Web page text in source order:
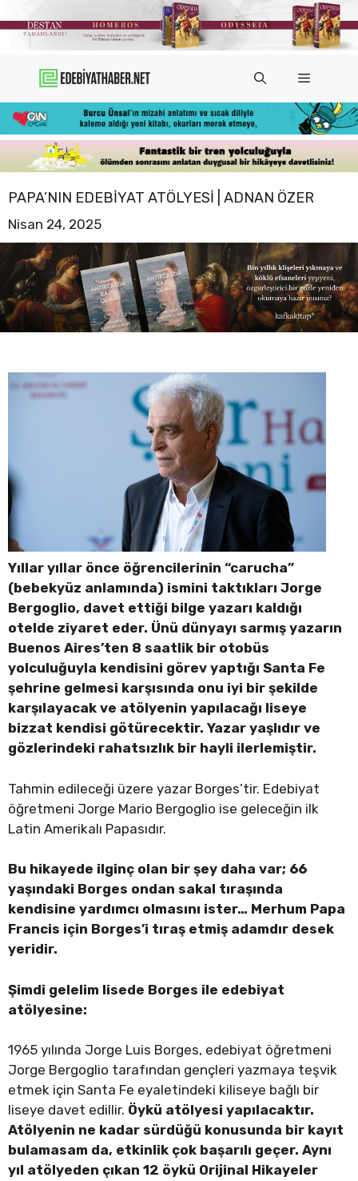
atla
Menü
PAPA’NIN EDEBIYAT ATÖLYESI | ADNAN ÖZER
Nisan 24, 2025
Yıllar yıllar önce öğrencilerinin “carucha”
(bebekyüz anlamında) ismini taktıkları Jorge
Bergoglio, davet ettiği bilge yazarı kaldığı
otelde ziyaret eder. Ünü dünyayı sarmış yazarın
Buenos Aires’ten 8 saatlik bir otobüs
yolculuğuyla kendisini görev yaptığı Santa Fe
şehrine gelmesi karşısında onu iyi bir şekilde
karşılayacak ve atölyenin yapılacağı liseye
bizzat kendisi götürecektir. Yazar yaşlıdır ve
gözlerindeki rahatsızlık bir hayli ilerlemiştir.
Tahmin edileceği üzere yazar Borges’tir. Edebiyat
öğretmeni Jorge Mario Bergoglio ise geleceğin ilk
Latin Amerikalı Papasıdır.
Bu hikayede ilginç olan bir şey daha var; 66
yaşındaki Borges ondan sakal tıraşında
kendisine yardımcı olmasını ister… Merhum Papa
Francis için Borges’i tıraş etmiş adamdır desek
yeridir.
Şimdi gelelim lisede Borges ile edebiyat
atölyesine:
1965 yılında Jorge Luis Borges, edebiyat öğretmeni
Jorge Bergoglio tarafından gençleri yazmaya teşvik
etmek için Santa Fe eyaletindeki kiliseye bağlı bir
liseye davet edillir. Öykü atölyesi yapılacaktır.
Atölyenin ne kadar sürdüğü konusunda bir kayıt
bulamasam da, etkinlik çok başarılı geçer. Aynı
yıl atölyeden çıkan 12 öykü Orijinal Hikayeler